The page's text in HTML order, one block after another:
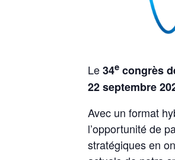
Le34e congrès
22 septembre
Avec un format
l’opportunité de
stratégiques en